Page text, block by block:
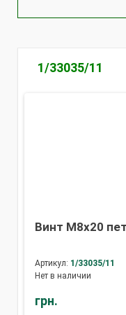
1/33035/11
Винт М8х20
Артикул: 1/33035/11
Нет в наличии
грн.